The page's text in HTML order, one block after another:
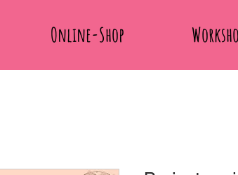
Online-Shop